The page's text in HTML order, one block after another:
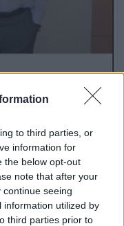
to third parties, or
information for
the below opt-out
note that after your
seeing
information utilized by
third parties prior to